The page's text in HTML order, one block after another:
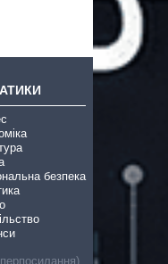
безпека